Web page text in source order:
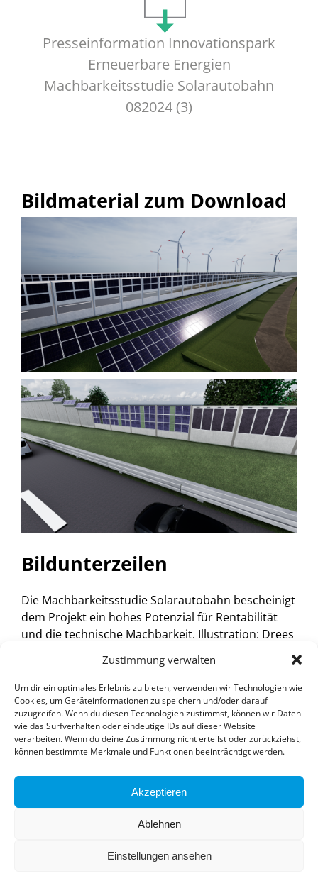
Zustimmung verwalten
Um dir ein optimales Erlebnis zu bieten, verwenden wir Technologien wie
Cookies, um Geräteinformationen zu speichern und/oder darauf
zuzugreifen. Wenn du diesen Technologien zustimmst, können wir Daten
wie das Surfverhalten oder eindeutige IDs auf dieser Website
verarbeiten. Wenn du deine Zustimmung nicht erteilst oder zurückziehst,
können bestimmte Merkmale und Funktionen beeinträchtigt werden.
Akzeptieren
Ablehnen
Einstellungen ansehen
Presseinformation Innovationspark
Erneuerbare Energien
Machbarkeitsstudie Solarautobahn
082024 (3)
Bildmaterial zum Download
Bildunterzeilen
Die Machbarkeitsstudie Solarautobahn bescheinigt
dem Projekt ein hohes Potenzial für Rentabilität
und die technische Machbarkeit. Illustration: Drees
Bundesautobahnen 46 und 44n können als Wind-
und Lärmschutz fungieren. Illustration: Drees &
Sommer
© 2024 Innovationspark Erneuerbare Energien